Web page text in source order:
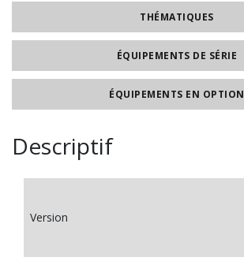
THÉMATIQUES
ÉQUIPEMENTS DE SÉRIE
ÉQUIPEMENTS EN OPTION
Descriptif
Version